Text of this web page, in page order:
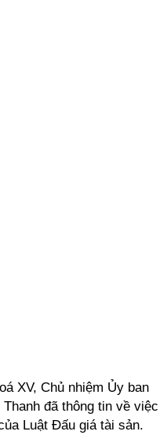
XV, Chủ nhiệm Ủy ban
đã thông tin về việc
Luật Đấu giá tài sản.